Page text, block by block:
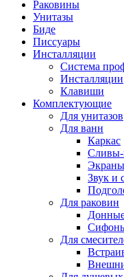
Раковины
Унитазы
Биде
Писсуары
Инсталляции
Система
Инсталляции
Клавиши
Комплектующие
Для унитазов
Для ванн
Каркас
Сливы-
Звук и
Для раковин
Для